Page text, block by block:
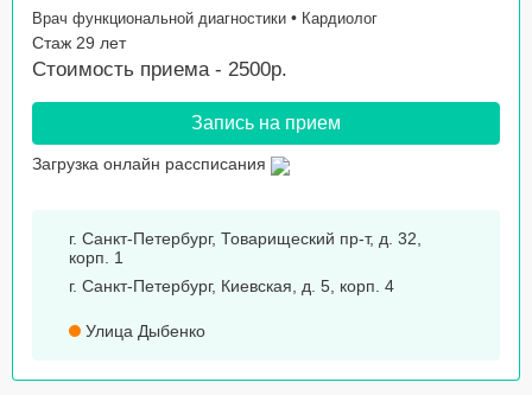
Врач функциональной диагностики • Кардиолог
Стаж 29 лет
Стоимость приема - 2500р.
Запись на прием
Загрузка онлайн рассписания
г. Санкт-Петербург, Товарищеский пр-т, д. 32,
корп. 1
г. Санкт-Петербург, Киевская, д. 5, корп. 4
Улица Дыбенко